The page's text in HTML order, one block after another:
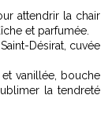
attendrir la chair
et parfumée.
Désirat, cuvée
vanillée, bouche
la tendreté